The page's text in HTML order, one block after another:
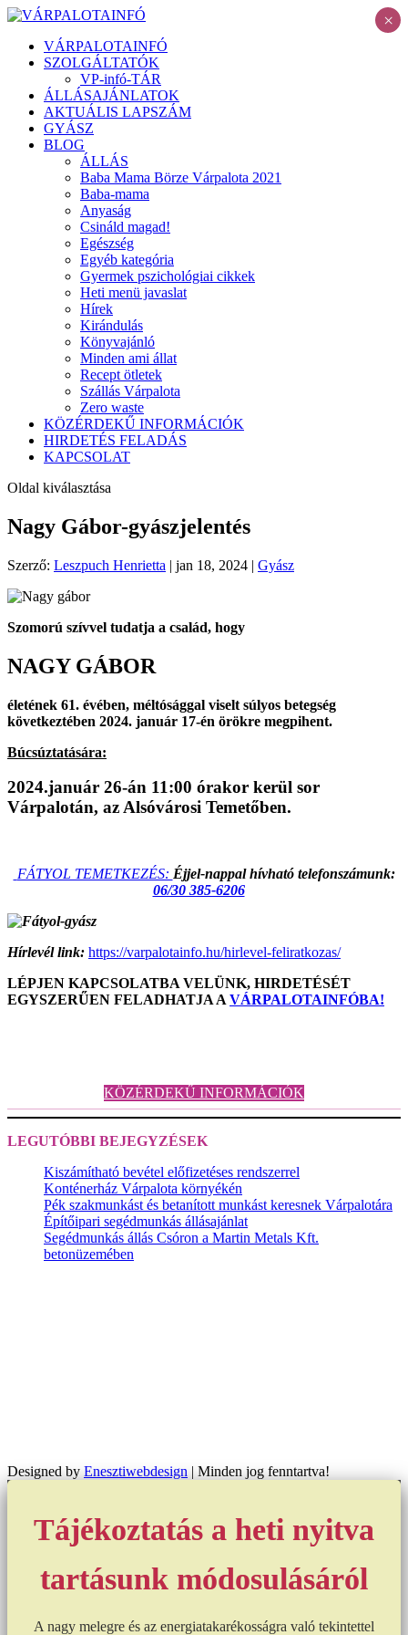
VÁRPALOTAINFÓ
SZOLGÁLTATÓK
VP-infó-TÁR
ÁLLÁSAJÁNLATOK
AKTUÁLIS LAPSZÁM
GYÁSZ
BLOG
ÁLLÁS
Baba Mama Börze Várpalota 2021
Baba-mama
Anyaság
Csináld magad!
Egészség
Egyéb kategória
Gyermek pszichológiai cikkek
Heti menü javaslat
Hírek
Kirándulás
Könyvajánló
Minden ami állat
Recept ötletek
Szállás Várpalota
Zero waste
KÖZÉRDEKŰ INFORMÁCIÓK
HIRDETÉS FELADÁS
KAPCSOLAT
Oldal kiválasztása
Nagy Gábor-gyászjelentés
Szerző: Leszpuch Henrietta | jan 18, 2024 | Gyász
Szomorú szívvel tudatja a család, hogy
NAGY GÁBOR
életének 61. évében, méltósággal viselt súlyos betegség
következtében 2024. január 17-én örökre megpihent.
Búcsúztatására:
2024.január 26-án 11:00 órakor kerül sor
Várpalotán, az Alsóvárosi Temetőben.
FÁTYOL TEMETKEZÉS: Éjjel-nappal hívható telefonszámunk:
06/30 385-6206
Hírlevél link: https://varpalotainfo.hu/hirlevel-feliratkozas/
LÉPJEN KAPCSOLATBA VELÜNK, HIRDETÉSÉT
EGYSZERŰEN FELADHATJA A VÁRPALOTAINFÓBA!
KÖZÉRDEKŰ INFORMÁCIÓK
LEGUTÓBBI BEJEGYZÉSEK
Kiszámítható bevétel előfizetéses rendszerrel
Konténerház Várpalota környékén
Pék szakmunkást és betanított munkást keresnek Várpalotára
Építőipari segédmunkás állásajánlat
Segédmunkás állás Csóron a Martin Metals Kft.
betonüzemében
Designed by Enesztiwebdesign | Minden jog fenntartva!
Tájékoztatás a heti nyitva
tartásunk módosulásáról
A nagy melegre és az energiatakarékosságra való tekintettel
×